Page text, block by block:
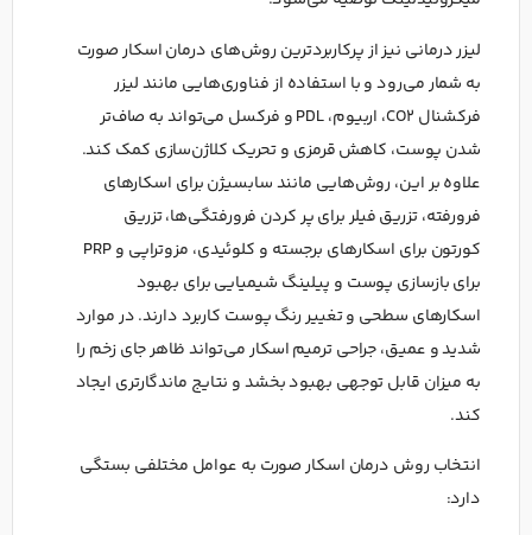
لیزر درمانی نیز از پرکاربردترین روش‌های درمان اسکار صورت
به شمار می‌رود و با استفاده از فناوری‌هایی مانند لیزر
فرکشنال CO2، اربیوم، PDL و فرکسل می‌تواند به صاف‌تر
شدن پوست، کاهش قرمزی و تحریک کلاژن‌سازی کمک کند.
علاوه بر این، روش‌هایی مانند سابسیژن برای اسکارهای
فرورفته، تزریق فیلر برای پر کردن فرورفتگی‌ها، تزریق
کورتون برای اسکارهای برجسته و کلوئیدی، مزوتراپی و PRP
برای بازسازی پوست و پیلینگ شیمیایی برای بهبود
اسکارهای سطحی و تغییر رنگ پوست کاربرد دارند. در موارد
شدید و عمیق، جراحی ترمیم اسکار می‌تواند ظاهر جای زخم را
به میزان قابل توجهی بهبود بخشد و نتایج ماندگارتری ایجاد
کند.
انتخاب روش درمان اسکار صورت به عوامل مختلفی بستگی
دارد: